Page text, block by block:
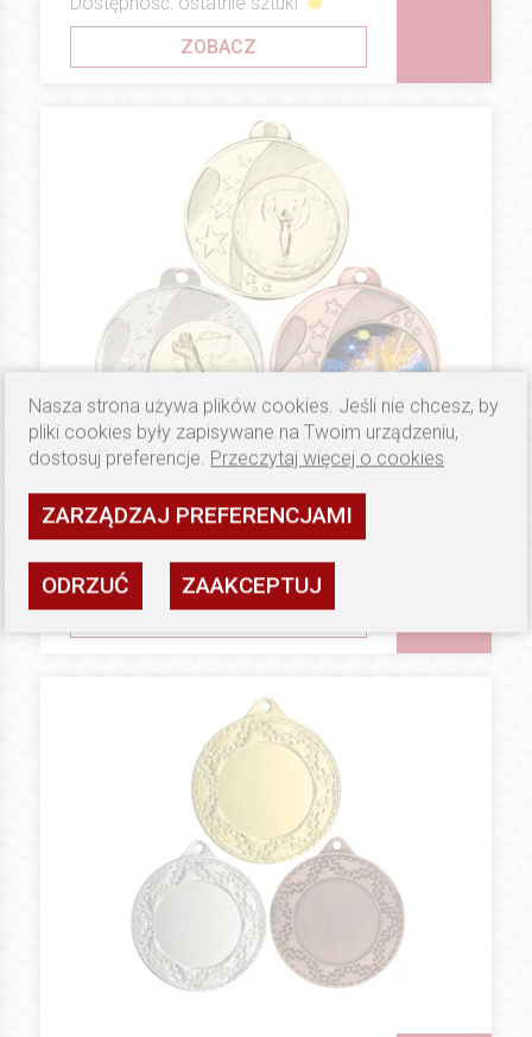
ZOBACZ
MEDALE 40 MM
Zestaw medali E36
3 sztuki
Dostępność: wysoka
ZOBACZ
Nasza strona używa plików cookies. Jeśli nie chcesz, by
pliki cookies były zapisywane na Twoim urządzeniu,
dostosuj preferencje. Przeczytaj więcej o cookies
ZARZĄDZAJ PREFERENCJAMI
ODRZUĆ ZAAKCEPTUJ